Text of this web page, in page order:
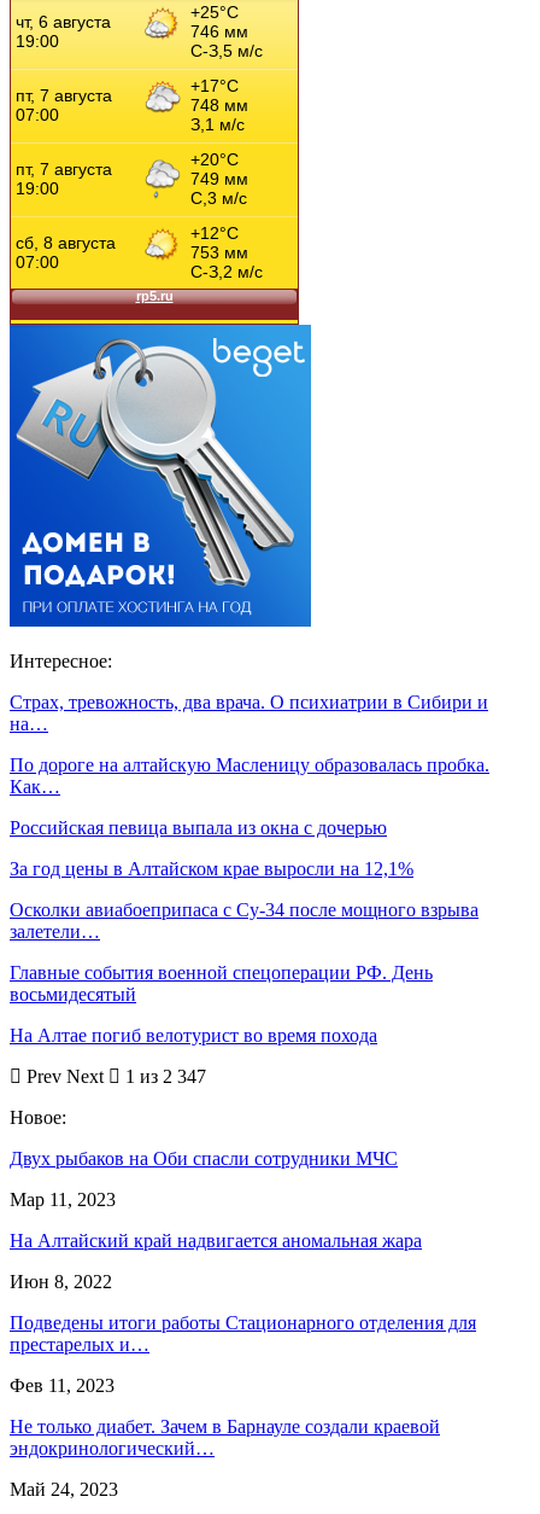
Интересное:
Страх, тревожность, два врача. О психиатрии в Сибири и
на…
По дороге на алтайскую Масленицу образовалась пробка.
Как…
Российская певица выпала из окна с дочерью
За год цены в Алтайском крае выросли на 12,1%
Осколки авиабоеприпаса с Су-34 после мощного взрыва
залетели…
Главные события военной спецоперации РФ. День
восьмидесятый
На Алтае погиб велотурист во время похода
Prev Next
1 из 2 347
Новое:
Двух рыбаков на Оби спасли сотрудники МЧС
Мар 11, 2023
На Алтайский край надвигается аномальная жара
Июн 8, 2022
Подведены итоги работы Стационарного отделения для
престарелых и…
Фев 11, 2023
Не только диабет. Зачем в Барнауле создали краевой
эндокринологический…
Май 24, 2023